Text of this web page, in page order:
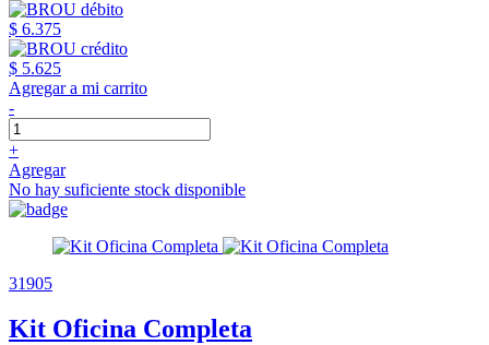
$ 6.375
$ 5.625
Agregar a mi carrito
-
+
Agregar
No hay suficiente stock disponible
31905
Kit Oficina Completa